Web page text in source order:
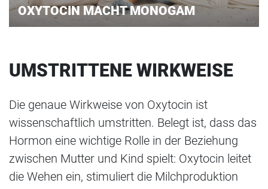
OXYTOCIN MACHT MONOGAM
UMSTRITTENE WIRKWEISE
Die genaue Wirkweise von Oxytocin ist
wissenschaftlich umstritten. Belegt ist, dass das
Hormon eine wichtige Rolle in der Beziehung
zwischen Mutter und Kind spielt: Oxytocin leitet
die Wehen ein, stimuliert die Milchproduktion